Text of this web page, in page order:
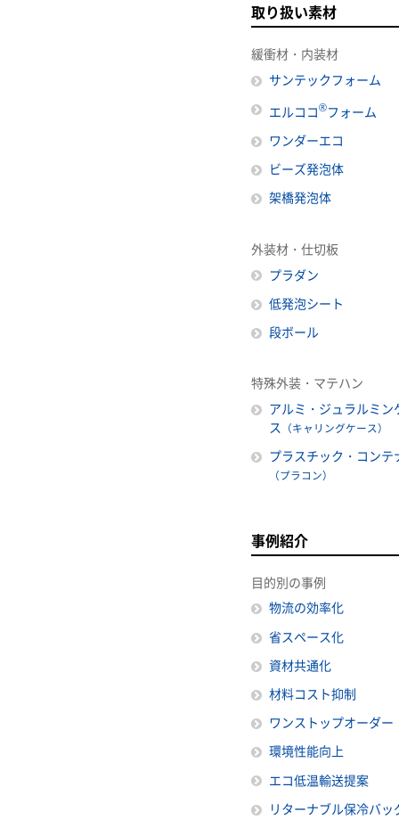
取り扱い素材
緩衝材・内装材
サンテックフォーム
エルココ®フォーム
ワンダーエコ
ビーズ発泡体
架橋発泡体
外装材・仕切板
プラダン
低発泡シート
段ボール
特殊外装・マテハン
アルミ・ジュラルミン
ス （キャリングケース）
プラスチック・コンテ
（プラコン）
事例紹介
目的別の事例
物流の効率化
省スペース化
資材共通化
材料コスト抑制
ワンストップオーダー
環境性能向上
エコ低温輸送提案
リターナブル保冷バッ